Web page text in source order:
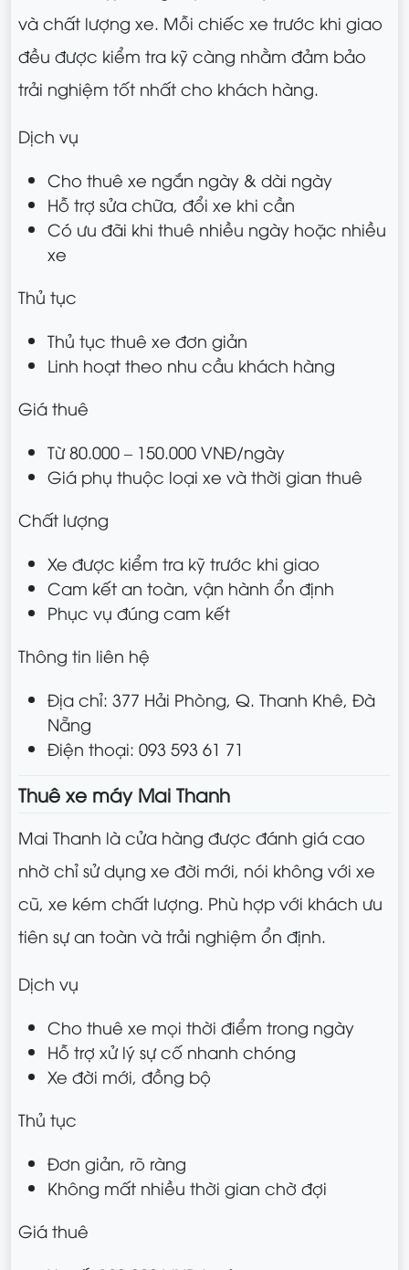
và chất lượng xe. Mỗi chiếc xe trước khi giao
đều được kiểm tra kỹ càng nhằm đảm bảo
trải nghiệm tốt nhất cho khách hàng.
Dịch vụ
Cho thuê xe ngắn ngày & dài ngày
Hỗ trợ sửa chữa, đổi xe khi cần
Có ưu đãi khi thuê nhiều ngày hoặc nhiều
xe
Thủ tục
Thủ tục thuê xe đơn giản
Linh hoạt theo nhu cầu khách hàng
Giá thuê
Từ 80.000 – 150.000 VNĐ/ngày
Giá phụ thuộc loại xe và thời gian thuê
Chất lượng
Xe được kiểm tra kỹ trước khi giao
Cam kết an toàn, vận hành ổn định
Phục vụ đúng cam kết
Thông tin liên hệ
Địa chỉ: 377 Hải Phòng, Q. Thanh Khê, Đà
Nẵng
Điện thoại: 093 593 61 71
Thuê xe máy Mai Thanh
Mai Thanh là cửa hàng được đánh giá cao
nhờ chỉ sử dụng xe đời mới, nói không với xe
cũ, xe kém chất lượng. Phù hợp với khách ưu
tiên sự an toàn và trải nghiệm ổn định.
Dịch vụ
Cho thuê xe mọi thời điểm trong ngày
Hỗ trợ xử lý sự cố nhanh chóng
Xe đời mới, đồng bộ
Thủ tục
Đơn giản, rõ ràng
Không mất nhiều thời gian chờ đợi
Giá thuê